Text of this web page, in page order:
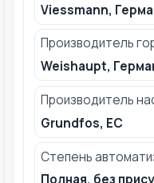
Viessmann,
Производитель
Weishaupt,
Производитель
Grundfos, ЕС
Степень